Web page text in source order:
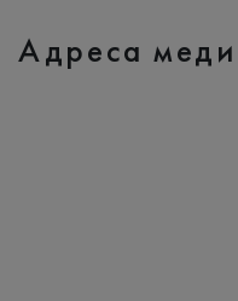
Адреса